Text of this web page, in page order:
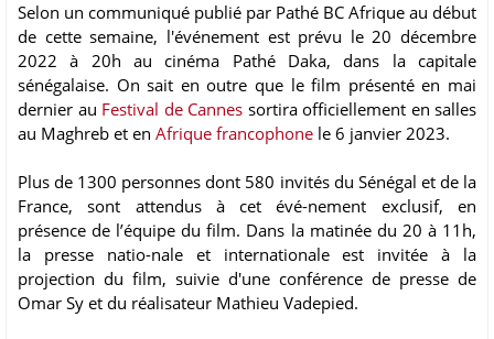
Selon un communiqué publié par Pathé BC Afrique au début
de cette semaine, l'événement est prévu le 20 décembre
2022 à 20h au cinéma Pathé Daka, dans la capitale
sénégalaise. On sait en outre que le film présenté en mai
dernier au Festival de Cannes sortira officiellement en salles
au Maghreb et en Afrique francophone le 6 janvier 2023.
Plus de 1300 personnes dont 580 invités du Sénégal et de la
France, sont attendus à cet évé-nement exclusif, en
présence de l’équipe du film. Dans la matinée du 20 à 11h,
la presse natio-nale et internationale est invitée à la
projection du film, suivie d'une conférence de presse de
Omar Sy et du réalisateur Mathieu Vadepied.